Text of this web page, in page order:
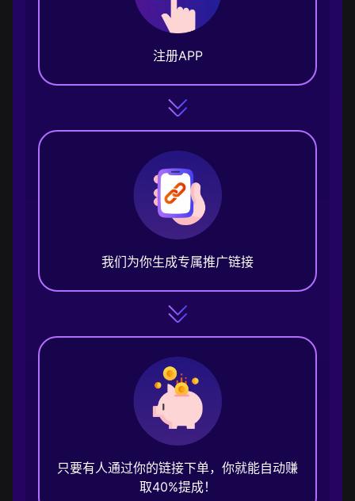
注册APP
我们为你生成专属推广链接
只要有人通过你的链接下单，你就能自动赚
取40%提成！